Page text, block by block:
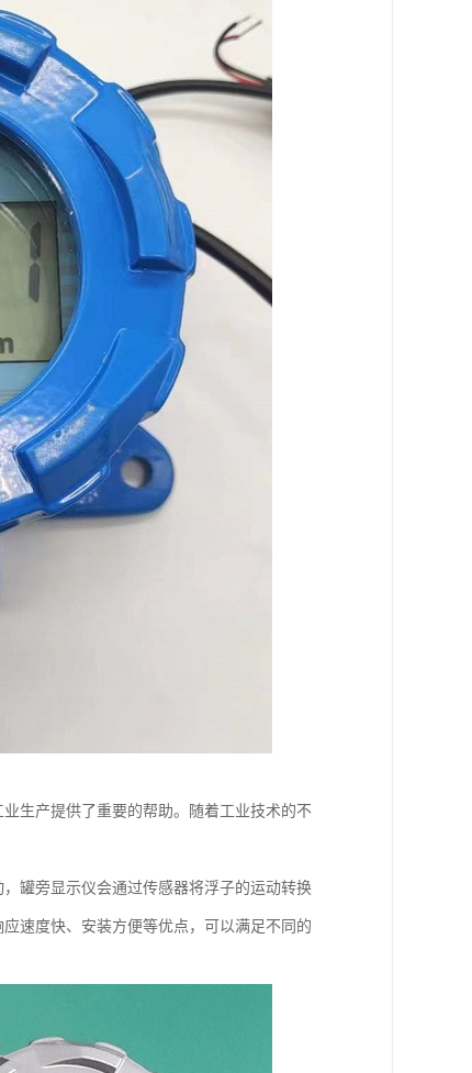
生产提供了重要的帮助。随着工业技术的不
罐旁显示仪会通过传感器将浮子的运动转换
速度快、安装方便等优点，可以满足不同的